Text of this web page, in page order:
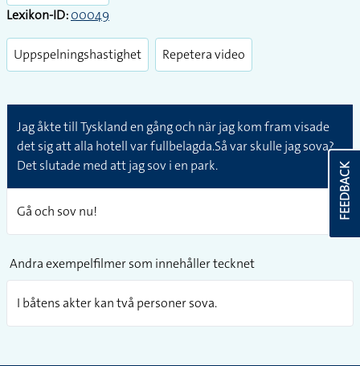
Lexikon-ID:00049
Uppspelningshastighet Repetera video
Jag åkte till Tyskland en gång och när jag kom fram visade
det sig att alla hotell var fullbelagda.Så var skulle jag sova?
Det slutade med att jag sov i en park.
Gå och sov nu!
N2
Andra exempelfilmer som innehåller tecknet
I båtens akter kan två personer sova.
FEEDBACK